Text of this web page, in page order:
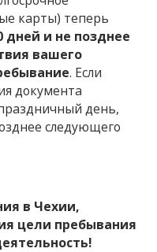
карты) теперь
дней и не позднее
вашего
. Если
документа
день,
следующего
в Чехии,
цели пребывания